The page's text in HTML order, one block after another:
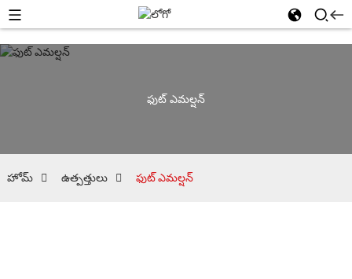
ఫుట్ ఎమల్షన్
హోమ్ ఉత్పత్తులు ఫుట్ ఎమల్షన్